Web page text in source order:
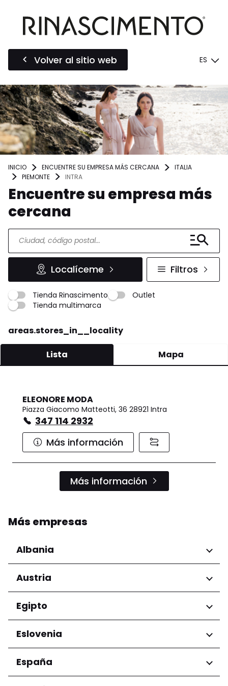
Volver al sitio web ES
INICIO ENCUENTRE SU EMPRESA MÁS CERCANA
ITALIA
PIEMONTE
INTRA
Encuentre su empresa más
cercana
Localíceme Filtros
Tienda Rinascimento
Outlet
Tienda multimarca
areas.stores_in__locality
Lista Mapa
ELEONORE MODA
Piazza Giacomo Matteotti, 36 28921 Intra
347 114 2932
Más información
Más información
Más empresas
Albania
Regiones
Condado de Tirana
Austria
Regiones
Niederösterreich
Salzburg
Wien
Egipto
Regiones
Gobernación de El Cairo
Eslovenia
Regiones
Ljubljana
España